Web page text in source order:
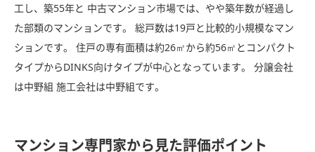
工し、築55年と 中古マンション市場では、やや築年数が経過し
た部類のマンションです。 総戸数は19戸と比較的小規模なマン
ションです。 住戸の専有面積は約26㎡から約56㎡とコンパクト
タイプからDINKS向けタイプが中心となっています。 分譲会社
は中野組 施工会社は中野組です。
マンション専門家から見た評価ポイント